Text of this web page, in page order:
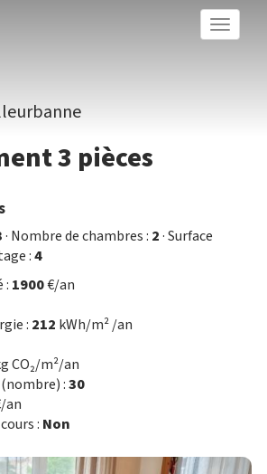
Toggle
3 pièces
· Nombre de chambres : 2· Surface
:4
: 1900€/an
: 212 kWh/m² /an
CO₂/m²/an
:30
an
: Non